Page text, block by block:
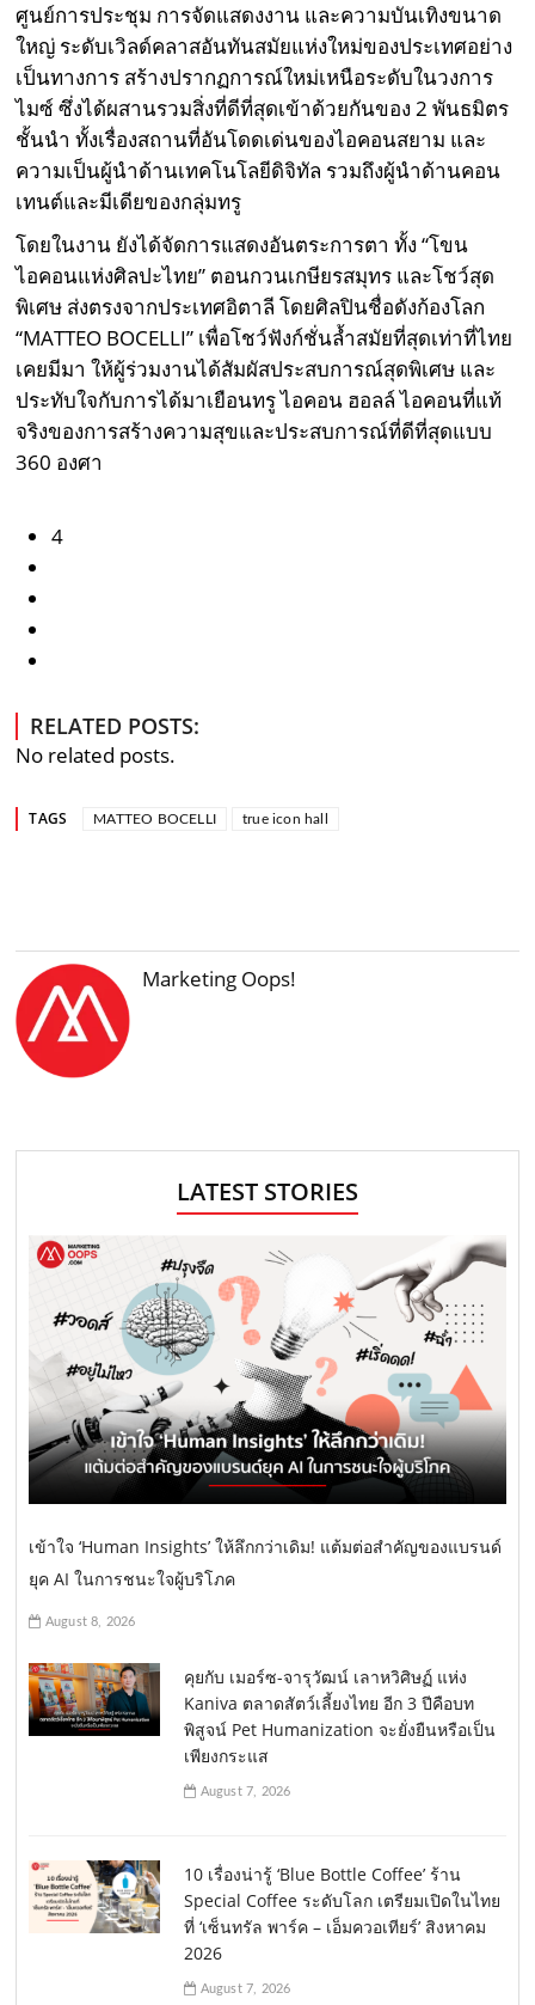
ศูนย์การประชุม การจัดแสดงงาน และความบันเทิงขนาด
ใหญ่ ระดับเวิลด์คลาสอันทันสมัยแห่งใหม่ของประเทศอย่าง
เป็นทางการ สร้างปรากฏการณ์ใหม่เหนือระดับในวงการ
ไมซ์ ซึ่งได้ผสานรวมสิ่งที่ดีที่สุดเข้าด้วยกันของ 2 พันธมิตร
ชั้นนำ ทั้งเรื่องสถานที่อันโดดเด่นของไอคอนสยาม และ
ความเป็นผู้นำด้านเทคโนโลยีดิจิทัล รวมถึงผู้นำด้านคอน
เทนต์และมีเดียของกลุ่มทรู
โดยในงาน ยังได้จัดการแสดงอันตระการตา ทั้ง “โขน
ไอคอนแห่งศิลปะไทย” ตอนกวนเกษียรสมุทร และโชว์สุด
พิเศษ ส่งตรงจากประเทศอิตาลี โดยศิลปินชื่อดังก้องโลก
“MATTEO BOCELLI” เพื่อโชว์ฟังก์ชั่นล้ำสมัยที่สุดเท่าที่ไทย
เคยมีมา ให้ผู้ร่วมงานได้สัมผัสประสบการณ์สุดพิเศษ และ
ประทับใจกับการได้มาเยือนทรู ไอคอน ฮอลล์ ไอคอนที่แท้
จริงของการสร้างความสุขและประสบการณ์ที่ดีที่สุดแบบ
360 องศา
4
RELATED POSTS:
No related posts.
TAGS MATTEO BOCELLI true icon hall
Marketing Oops!
LATEST STORIES
เข้าใจ ‘Human Insights’ ให้ลึกกว่าเดิม! แต้มต่อสำคัญของแบรนด์
ยุค AI ในการชนะใจผู้บริโภค
August 8, 2026
คุยกับ เมอร์ซ-จารุวัฒน์ เลาหวิศิษฏ์ แห่ง
Kaniva ตลาดสัตว์เลี้ยงไทย อีก 3 ปีคือบท
พิสูจน์ Pet Humanization จะยั่งยืนหรือเป็น
เพียงกระแส
August 7, 2026
10 เรื่องน่ารู้ ‘Blue Bottle Coffee’ ร้าน
Special Coffee ระดับโลก เตรียมเปิดในไทย
ที่ ‘เซ็นทรัล พาร์ค – เอ็มควอเทียร์’ สิงหาคม
2026
August 7, 2026